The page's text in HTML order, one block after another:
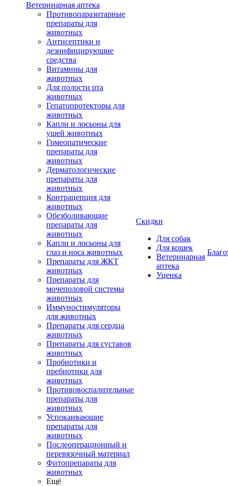
Ветеринарная аптека
Противопаразитарные
препараты для
животных
Антисептики и
дезинфицирующие
средства
Витамины для
животных
Для полости рта
животных
Гепатопротекторы для
животных
Капли и лосьоны для
ушей животных
Гомеопатические
препараты для
животных
Дерматологические
препараты для
животных
Контрацепция для
животных
Обезболивающие
препараты для
животных
Капли и лосьоны для
глаз и носа животных
Препараты для ЖКТ
животных
Препараты для
мочеполовой системы
животных
Иммуностимуляторы
для животных
Препараты для сердца
животных
Препараты для суставов
животных
Пробиотики и
пребиотики для
животных
Противовоспалительные
препараты для
животных
Успокаивающие
препараты для
животных
Послеоперационный и
перевязочный материал
Фитопрепараты для
животных
Ещё
Скидки
Для собак
Для кошек
Ветеринарная
аптека
Уценка